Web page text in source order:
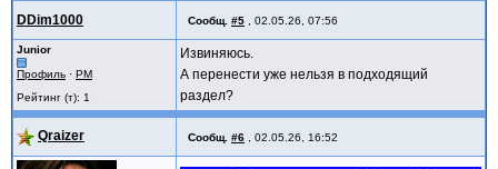
DDim1000 Сообщ. #5 02.05.26, 07:56
Junior
Профиль · PM
Рейтинг (т): 1
Извиняюсь.
А перенести уже нельзя в подходящий
раздел?
Qraizer Сообщ. #6 02.05.26, 16:52